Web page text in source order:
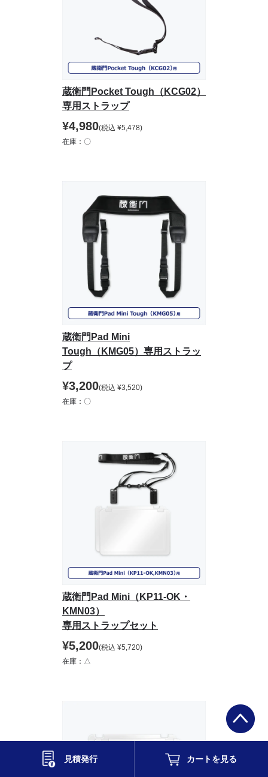
蔵衛門Pocket Tough（KCG02）
専用ストラップ
¥4,980(税込 ¥5,478)
在庫：〇
蔵衛門Pad Mini
Tough（KMG05）専用ストラッ
プ
¥3,200(税込 ¥3,520)
在庫：〇
蔵衛門Pad Mini（KP11-OK・
KMN03）
専用ストラップセット
¥5,200(税込 ¥5,720)
在庫：△
見積発行 カートを見る